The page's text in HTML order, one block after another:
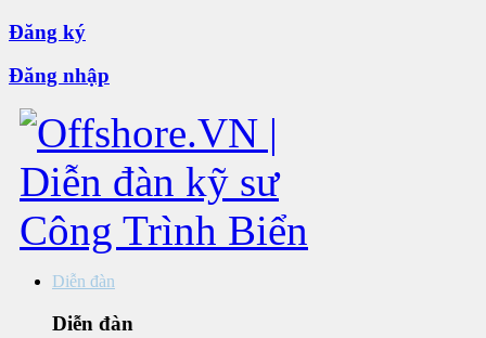
Đăng ký
Đăng nhập
Diễn đàn
Diễn đàn